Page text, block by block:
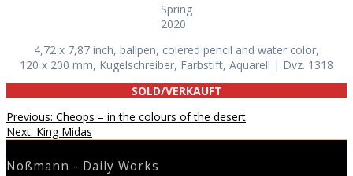
Spring
2020
4,72 x 7,87 inch, ballpen, colered pencil and water color,
120 x 200 mm, Kugelschreiber, Farbstift, Aquarell | Dvz. 1318
SOLD/VERKAUFT
Beitragsnavigation
Previous: Previous
post:
Cheops – in the colours of the desert
Next: Next
King Midas
Noßmann - Daily Works